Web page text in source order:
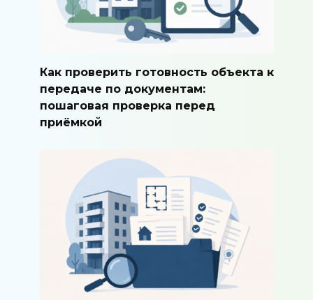
Как проверить готовность объекта к
передаче по документам:
пошаговая проверка перед
приёмкой